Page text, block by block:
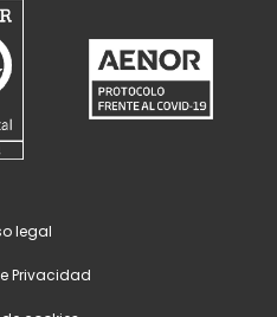
legal
Privacidad